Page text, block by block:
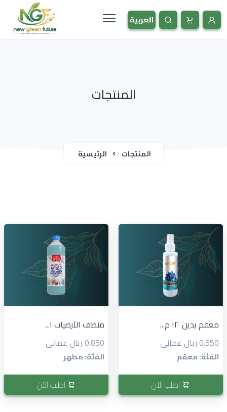
المنتجات
المنتجات الرئيسية
معقم يدين ١٢٠ م...
0.550 ريال عماني
الفئة: معقم
اطلب الآن
منظف الأرضيات ١...
0.850 ريال عماني
الفئة: مطهر
اطلب الآن